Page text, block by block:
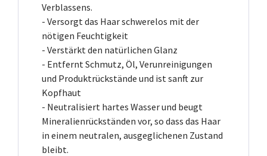
Verblassens.
- Versorgt das Haar schwerelos mit der
nötigen Feuchtigkeit
- Verstärkt den natürlichen Glanz
- Entfernt Schmutz, Öl, Verunreinigungen
und Produktrückstände und ist sanft zur
Kopfhaut
- Neutralisiert hartes Wasser und beugt
Mineralienrückständen vor, so dass das Haar
in einem neutralen, ausgeglichenen Zustand
bleibt.